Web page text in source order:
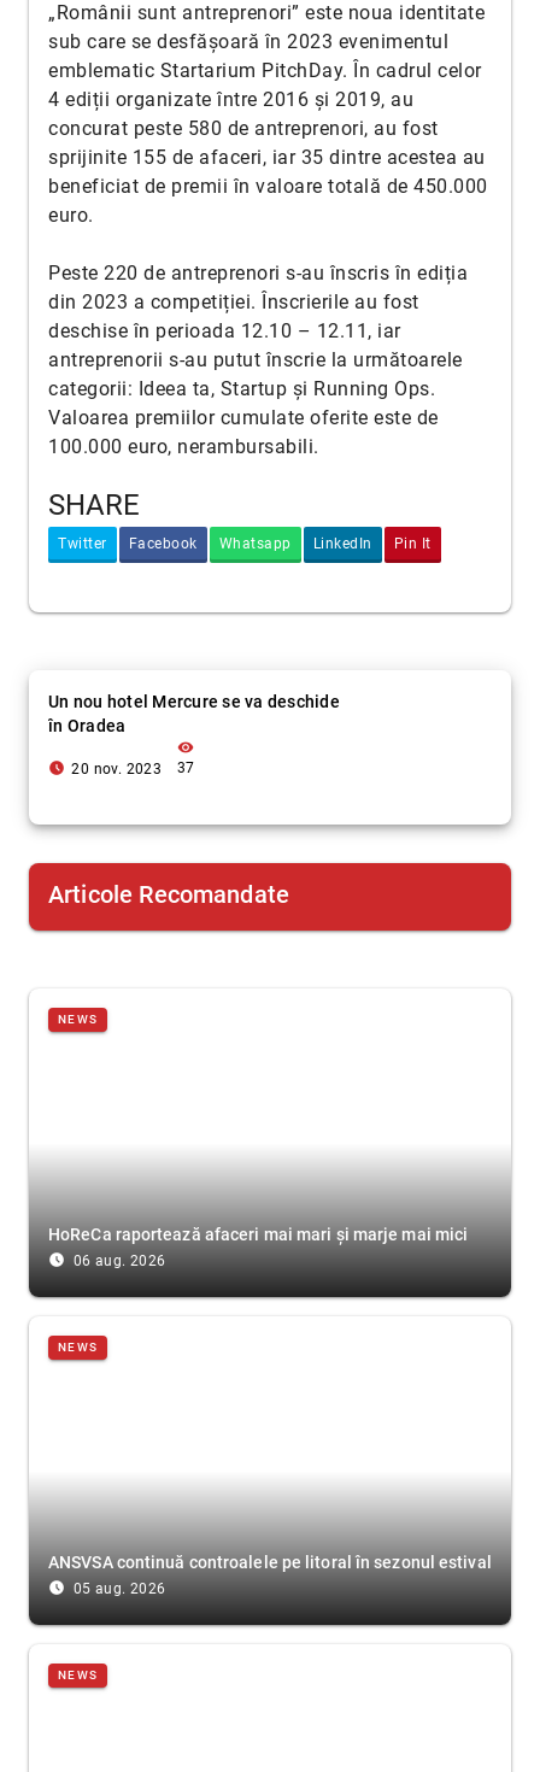
„Românii sunt antreprenori” este noua identitate
sub care se desfășoară în 2023 evenimentul
emblematic Startarium PitchDay. În cadrul celor
4 ediții organizate între 2016 și 2019, au
concurat peste 580 de antreprenori, au fost
sprijinite 155 de afaceri, iar 35 dintre acestea au
beneficiat de premii în valoare totală de 450.000
euro.
Peste 220 de antreprenori s-au înscris în ediția
din 2023 a competiției. Înscrierile au fost
deschise în perioada 12.10 – 12.11, iar
antreprenorii s-au putut înscrie la următoarele
categorii: Ideea ta, Startup și Running Ops.
Valoarea premiilor cumulate oferite este de
100.000 euro, nerambursabili.
SHARE
Twitter Facebook Whatsapp LinkedIn Pin It
Un nou hotel Mercure se va deschide
în Oradea
access_time_filled 20 nov. 2023
visibility
37
Articole Recomandate
NEWS
HoReCa raportează afaceri mai mari și marje mai mici
access_time_filled 06 aug. 2026
NEWS
ANSVSA continuă controalele pe litoral în sezonul estival
access_time_filled 05 aug. 2026
NEWS